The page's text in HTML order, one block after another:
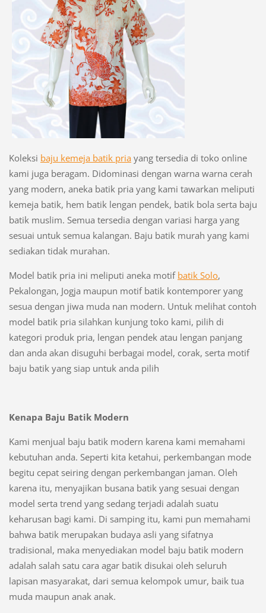
Koleksi baju kemeja batik priayang tersedia di toko online
kami juga beragam. Didominasi dengan warna warna cerah
yang modern, aneka batik pria yang kami tawarkan meliputi
kemeja batik, hem batik lengan pendek, batik bola serta baju
batik muslim. Semua tersedia dengan variasi harga yang
sesuai untuk semua kalangan. Baju batik murah yang kami
sediakan tidak murahan.
Model batik pria ini meliputi aneka motif batik Solo,
Pekalongan, Jogja maupun motif batik kontemporer yang
sesua dengan jiwa muda nan modern. Untuk melihat contoh
model batik pria silahkan kunjung toko kami, pilih di
kategori produk pria, lengan pendek atau lengan panjang
dan anda akan disuguhi berbagai model, corak, serta motif
baju batik yang siap untuk anda pilih
Kenapa Baju Batik Modern
Kami menjual baju batik modern karena kami memahami
kebutuhan anda. Seperti kita ketahui, perkembangan mode
begitu cepat seiring dengan perkembangan jaman. Oleh
karena itu, menyajikan busana batik yang sesuai dengan
model serta trend yang sedang terjadi adalah suatu
keharusan bagi kami. Di samping itu, kami pun memahami
bahwa batik merupakan budaya asli yang sifatnya
tradisional, maka menyediakan model baju batik modern
adalah salah satu cara agar batik disukai oleh seluruh
lapisan masyarakat, dari semua kelompok umur, baik tua
muda maupun anak anak.